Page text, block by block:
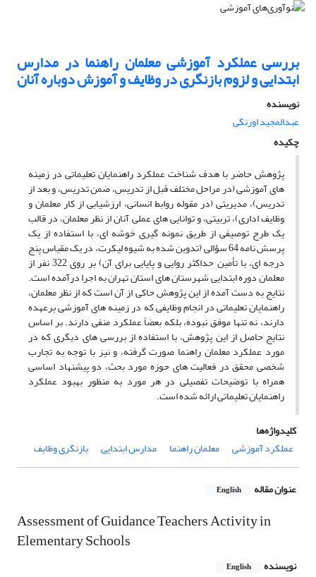
بررسی عملکرد آموزشی معلمان راهنما در مدارس
ابتدایی و لزوم بازنگری در وظایف و آموزش دوباره آنان
نویسنده
عبدالمجید اورنگی
چکیده
پژوهش حاضر با هدف شناخت عملکرد راهنمایان تعلیماتی در زمینه
های آموزشی (در مراحل مختلف قبل از تدریس، ضمن تدریس، و بعد از
تدریس)، مدیریتی (در مقوله روابط انسانی، ارزشیابی از کار معلمان و
وظایف اداری)، تربیتی، و توانایی های عملی آنان از نظر معلمان، در قالب
یک طرح توصیفی از طریق نمونه گیری خوشه ای، با استفاده از یک
پرسش نامه 64 سؤالی (تدوین شده به شیوه لیکرت، در یک مقیاس پنج
درجه ای، با تأمین حداکثر روایی و پایایی برای آن) بر روی 322 نفر از
معلمان دوره ابتدایی شهرستان های استان تهران به اجرا درآمده است.
نتایج به دست آمده از این پژوهش حاکی از آن است که از نظر معلمان،
راهنمایان تعلیماتی در انجام وظایفی که در زمینه های آموزشی برعهده
دارند، نه تنها موفق نبوده، بلکه بعضاً عملکرد منفی دارند. بر اساس
نتایج حاصل از این پژوهش، با استفاده از بررسی های دیگری که در
مورد عملکرد معلمان راهنما صورت گرفته، و نیز با توجه به تجارب
شخصی محقق در فعالیت های حوزه مورد بحث، دو پیشنهاد اساسی
همراه با توضیحات تفصیلی در هر مورد به منظور بهبود عملکرد
راهنمایان تعلیماتی ارائه شده است.
کلیدواژه‌ها
عملکرد آموزشی
معلمان راهنما مدارس ابتدایی بازنگری وظایف
عنوان مقاله English
Assessment of Guidance Teachers Activity in
Elementary Schools
نویسنده English